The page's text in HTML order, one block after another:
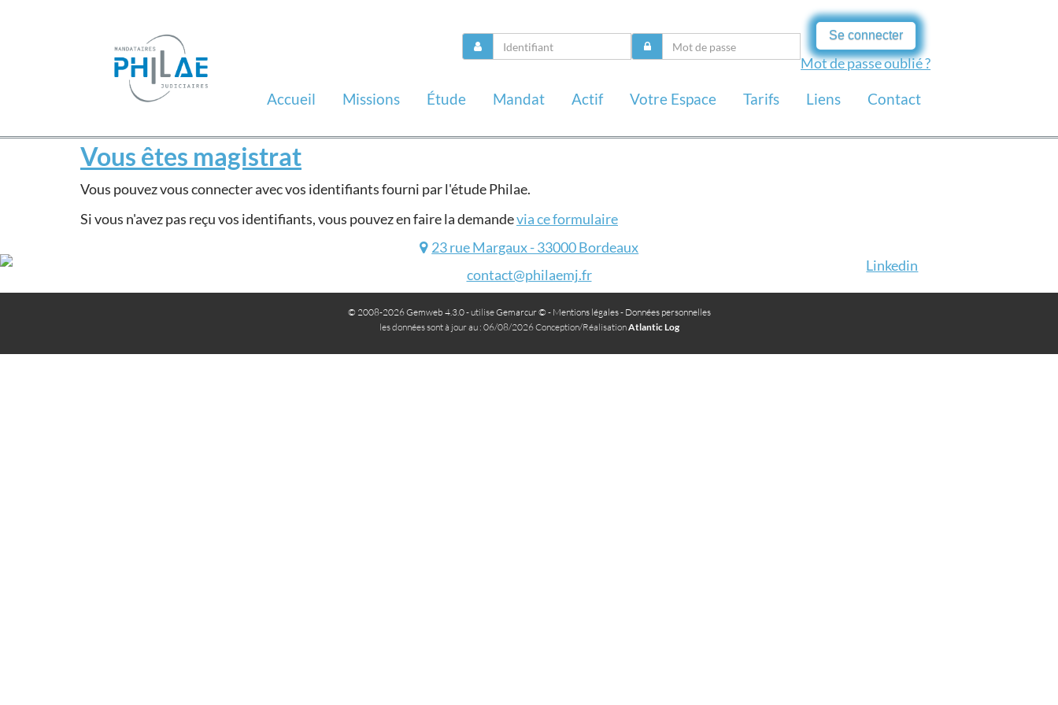
Se connecter
Mot de passe oublié ?
Accueil Missions Étude Mandat Actif Votre Espace Tarifs Liens Contact
Vous êtes magistrat
Vous pouvez vous connecter avec vos identifiants fourni par l'étude Philae.
Si vous n'avez pas reçu vos identifiants, vous pouvez en faire la demandevia ce formulaire
23 rue Margaux - 33000 Bordeaux
contact@philaemj.fr
Linkedin
© 2008-2026 Gemweb 4.3.0- utiliseGemarcur © - Mentions légales- Données personnelles
les données sont à jour au : 06/08/2026 Conception/RéalisationAtlantic Log